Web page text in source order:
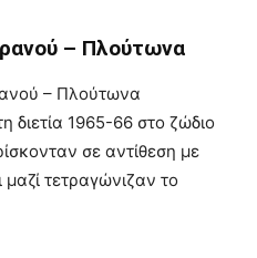
– Πλούτωνα
– Πλούτωνα
διετία 1965-66 στο ζώδιο
σε αντίθεση με
τετραγώνιζαν το